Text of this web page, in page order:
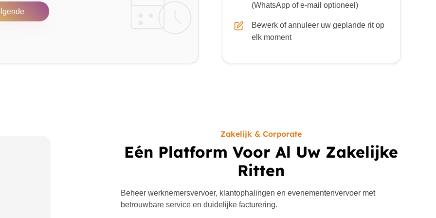
(WhatsApp of e-mail optioneel)
Bewerk of annuleer uw geplande rit op
elk moment
Zakelijk & Corporate
Eén Platform Voor Al Uw Zakelijke
Ritten
Beheer werknemersvervoer, klantophalingen en evenementenvervoer met
betrouwbare service en duidelijke facturering.